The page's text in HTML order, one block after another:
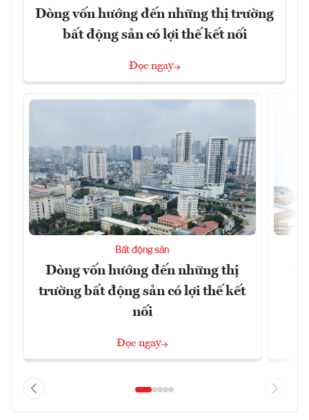
Dòng vốn hướng đến những thị trường
bất động sản có lợi thế kết nối
Đọc ngay
Bất động sản
Dòng vốn hướng đến những thị
trường bất động sản có lợi thế kết
nối
Đọc ngay